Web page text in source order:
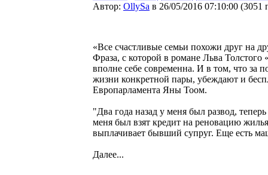
Автор: OllySa в 26/05/2016 07:10:00 (3051
«Все счастливые семьи похожи друг на
Фраза, с которой в романе Льва
вполне себе современна. И в том, что за
жизни конкретной пары, убеждают и
Европарламента Яны Тоом.
"Два года назад у меня был развод,
меня был взят кредит на реновацию
выплачивает бывший супруг. Еще есть
Далее...